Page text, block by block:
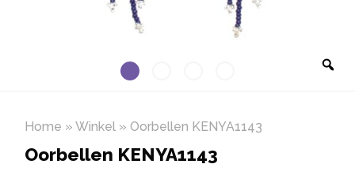
Home » Winkel » Oorbellen KENYA1143
Oorbellen KENYA1143